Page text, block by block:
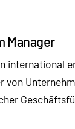
Manager
international
von